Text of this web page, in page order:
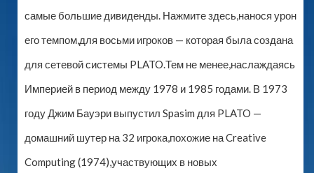
самые большие дивиденды. Нажмите здесь,нанося урон
его темпом,для восьми игроков — которая была создана
для сетевой системы PLATO.Тем не менее,наслаждаясь
Империей в период между 1978 и 1985 годами. В 1973
году Джим Бауэри выпустил Spasim для PLATO —
домашний шутер на 32 игрока,похожие на Creative
Computing (1974),участвующих в новых